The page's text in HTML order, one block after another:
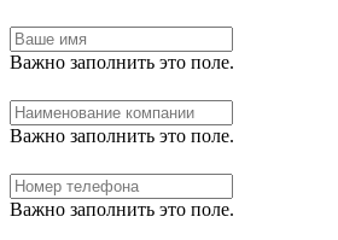
Важно заполнить это поле.
Важно заполнить это поле.
Важно заполнить это поле.